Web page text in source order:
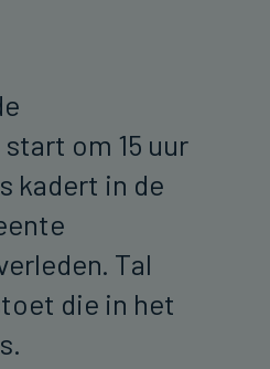
om 15 uur
kadert in de
Tal
die in het